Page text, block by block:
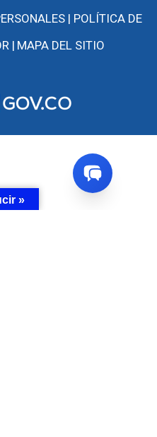
| POLÍTICA DE
| MAPA DEL SITIO
»